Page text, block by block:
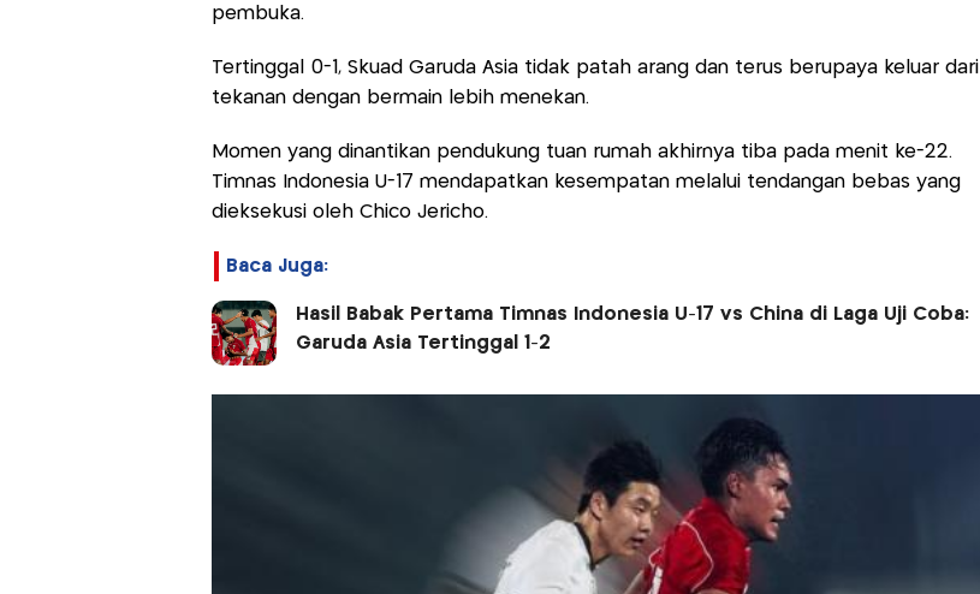
pembuka.
Tertinggal 0-1, Skuad Garuda Asia tidak patah arang dan terus berupaya keluar dari
tekanan dengan bermain lebih menekan.
Momen yang dinantikan pendukung tuan rumah akhirnya tiba pada menit ke-22.
Timnas Indonesia U-17 mendapatkan kesempatan melalui tendangan bebas yang
dieksekusi oleh Chico Jericho.
Baca Juga:
Hasil Babak Pertama Timnas Indonesia U-17 vs China di Laga Uji Coba:
Garuda Asia Tertinggal 1-2